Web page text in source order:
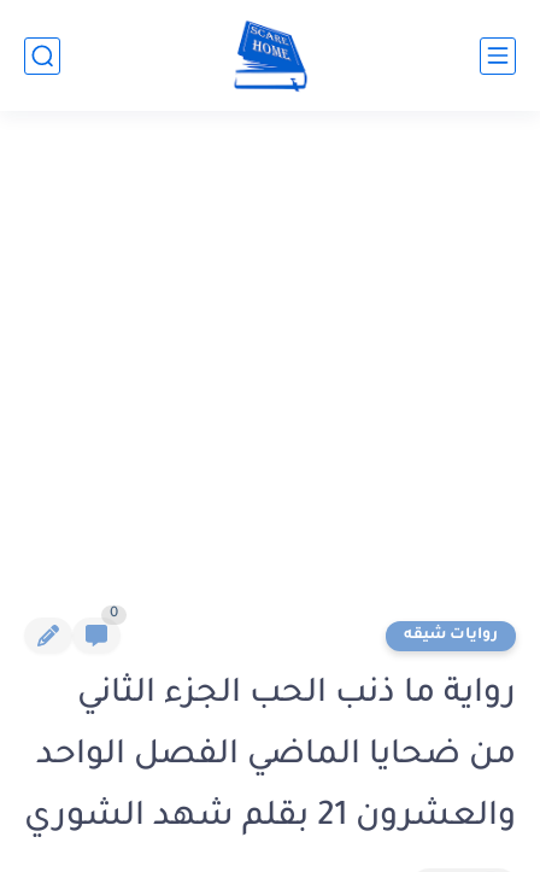
روايات شيقه
0
رواية ما ذنب الحب الجزء الثاني
من ضحايا الماضي الفصل الواحد
والعشرون 21 بقلم شهد الشوري